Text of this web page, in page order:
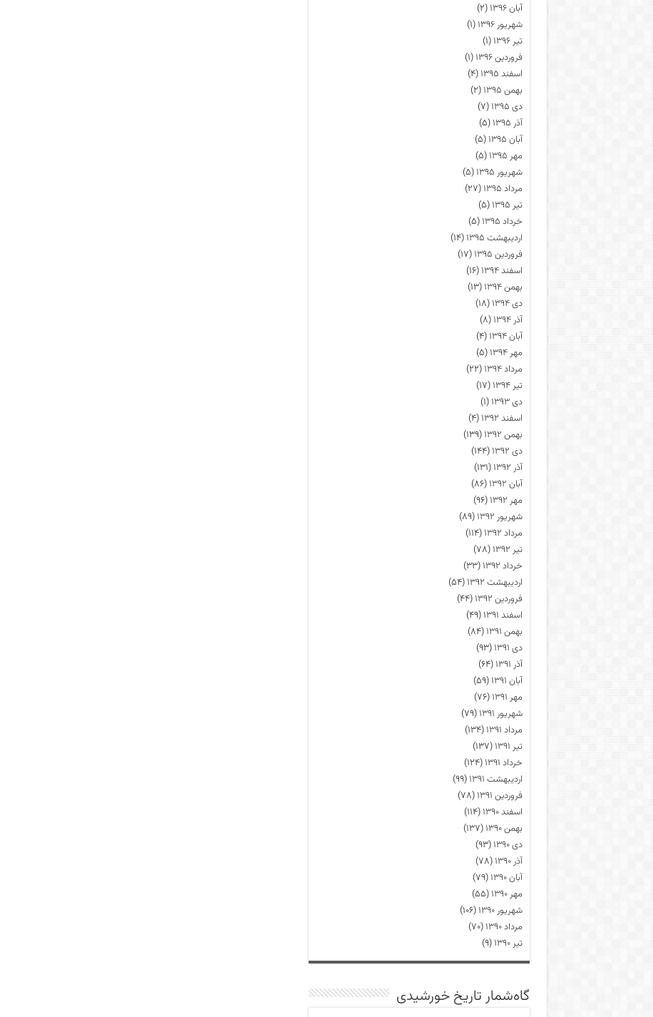
آبان ۱۳۹۶
(۲)
شهریور ۱۳۹۶
(۱)
تیر ۱۳۹۶
(۱)
فروردین ۱۳۹۶
(۱)
اسفند ۱۳۹۵
(۴)
بهمن ۱۳۹۵
(۲)
دی ۱۳۹۵
(۷)
آذر ۱۳۹۵
(۵)
آبان ۱۳۹۵
(۵)
مهر ۱۳۹۵
(۵)
شهریور ۱۳۹۵
(۵)
مرداد ۱۳۹۵
(۲۷)
تیر ۱۳۹۵
(۵)
خرداد ۱۳۹۵
(۵)
اردیبهشت ۱۳۹۵
(۱۴)
فروردین ۱۳۹۵
(۱۷)
اسفند ۱۳۹۴
(۱۶)
بهمن ۱۳۹۴
(۱۳)
دی ۱۳۹۴
(۱۸)
آذر ۱۳۹۴
(۸)
آبان ۱۳۹۴
(۴)
مهر ۱۳۹۴
(۵)
مرداد ۱۳۹۴
(۲۲)
تیر ۱۳۹۴
(۱۷)
دی ۱۳۹۳
(۱)
اسفند ۱۳۹۲
(۴)
بهمن ۱۳۹۲
(۱۳۹)
دی ۱۳۹۲
(۱۴۴)
آذر ۱۳۹۲
(۱۳۱)
آبان ۱۳۹۲
(۸۶)
مهر ۱۳۹۲
(۹۶)
شهریور ۱۳۹۲
(۸۹)
مرداد ۱۳۹۲
(۱۱۴)
تیر ۱۳۹۲
(۷۸)
خرداد ۱۳۹۲
(۳۳)
اردیبهشت ۱۳۹۲
(۵۴)
فروردین ۱۳۹۲
(۴۴)
اسفند ۱۳۹۱
(۴۹)
بهمن ۱۳۹۱
(۸۴)
دی ۱۳۹۱
(۹۳)
آذر ۱۳۹۱
(۶۴)
آبان ۱۳۹۱
(۵۹)
مهر ۱۳۹۱
(۷۶)
شهریور ۱۳۹۱
(۷۹)
مرداد ۱۳۹۱
(۱۳۴)
تیر ۱۳۹۱
(۱۳۷)
خرداد ۱۳۹۱
(۱۲۴)
اردیبهشت ۱۳۹۱
(۹۹)
فروردین ۱۳۹۱
(۷۸)
اسفند ۱۳۹۰
(۱۱۴)
بهمن ۱۳۹۰
(۱۳۷)
دی ۱۳۹۰
(۹۳)
آذر ۱۳۹۰
(۷۸)
آبان ۱۳۹۰
(۷۹)
مهر ۱۳۹۰
(۵۵)
شهریور ۱۳۹۰
(۱۰۶)
مرداد ۱۳۹۰
(۷۰)
تیر ۱۳۹۰
(۹)
گاه‌شمار تاریخ خورشیدی